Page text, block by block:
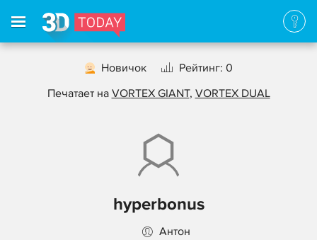
Новичок
Рейтинг: 0
Печатает на VORTEX GIANT, VORTEX DUAL
hyperbonus
Антон